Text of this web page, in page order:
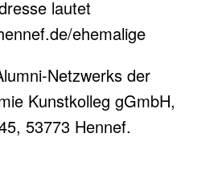
lautet
ehemalige
Netzwerks der
Kunstkolleg gGmbH,
53773 Hennef.